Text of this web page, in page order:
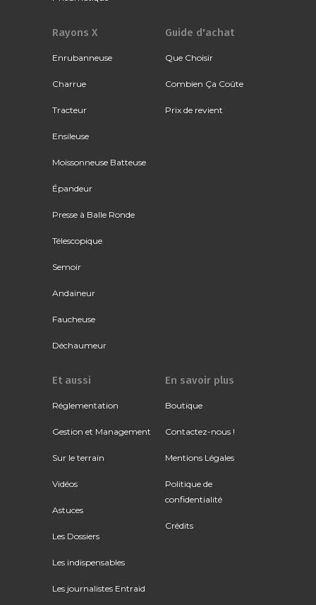
Rayons X
Enrubanneuse
Charrue
Tracteur
Ensileuse
Moissonneuse Batteuse
Épandeur
Presse à Balle Ronde
Télescopique
Semoir
Andaineur
Faucheuse
Déchaumeur
Guide d'achat
Que Choisir
Combien Ça Coûte
Prix de revient
Et aussi
Réglementation
Gestion et Management
Sur le terrain
Vidéos
Astuces
Les Dossiers
Les indispensables
Les journalistes Entraid
En savoir plus
Boutique
Contactez-nous !
Mentions Légales
Politique de
confidentialité
Crédits